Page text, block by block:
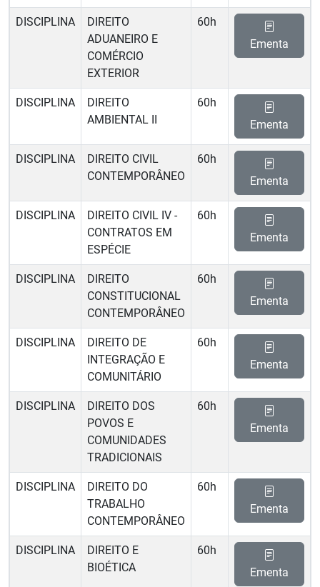
DISCIPLINA
DIREITO
ADUANEIRO E
COMÉRCIO
EXTERIOR
60h
Ementa
DISCIPLINA
DIREITO
AMBIENTAL II
60h
Ementa
DISCIPLINA
DIREITO CIVIL
CONTEMPORÂNEO
60h
Ementa
DISCIPLINA
DIREITO CIVIL IV -
CONTRATOS EM
ESPÉCIE
60h
Ementa
DISCIPLINA
DIREITO
CONSTITUCIONAL
CONTEMPORÂNEO
60h
Ementa
DISCIPLINA
DIREITO DE
INTEGRAÇÃO E
COMUNITÁRIO
60h
Ementa
DISCIPLINA
DIREITO DOS
POVOS E
COMUNIDADES
TRADICIONAIS
60h
Ementa
DISCIPLINA
DIREITO DO
TRABALHO
CONTEMPORÂNEO
60h
Ementa
DISCIPLINA
DIREITO E
BIOÉTICA
60h
Ementa